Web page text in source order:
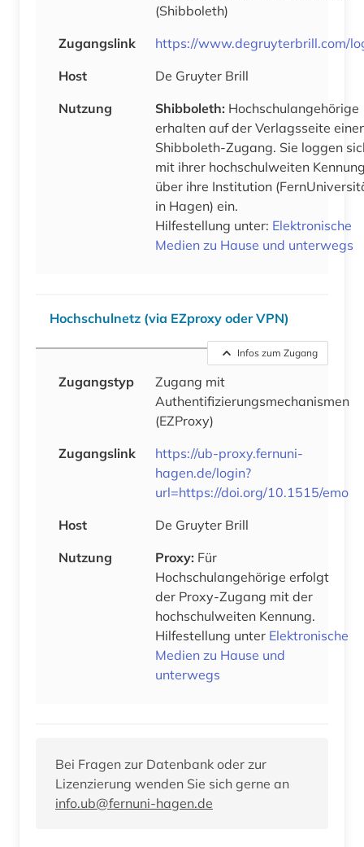
(Shibboleth)
Zugangslink
https://www.degruyterbrill.com/
Host
De Gruyter Brill
Nutzung
Shibboleth: Hochschulangehörige
erhalten auf der Verlagsseite
Shibboleth-Zugang. Sie loggen
mit ihrer hochschulweiten
über ihre Institution
in Hagen) ein.
Hilfestellung unter: Elektronische
Medien zu Hause und unterwegs
Hochschulnetz (via EZproxy oder VPN)
Infos zum Zugang
Zugangstyp
Zugang mit
Authentifizierungsmechanismen
(EZProxy)
Zugangslink
https://ub-proxy.fernuni-
hagen.de/login?
url=https://doi.org/10.1515/emo
Host
De Gruyter Brill
Nutzung
Proxy: Für
Hochschulangehörige erfolgt
der Proxy-Zugang mit der
hochschulweiten Kennung.
Hilfestellung unter Elektronische
Medien zu Hause und
unterwegs
Bei Fragen zur Datenbank oder zur
Lizenzierung wenden Sie sich gerne an
info.ub@fernuni-hagen.de